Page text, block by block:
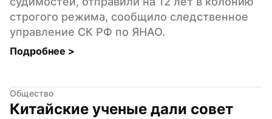
строгого режима, сообщило следственное
управление СК РФ по ЯНАО.
Подробнее >
Общество
Китайские ученые дали совет